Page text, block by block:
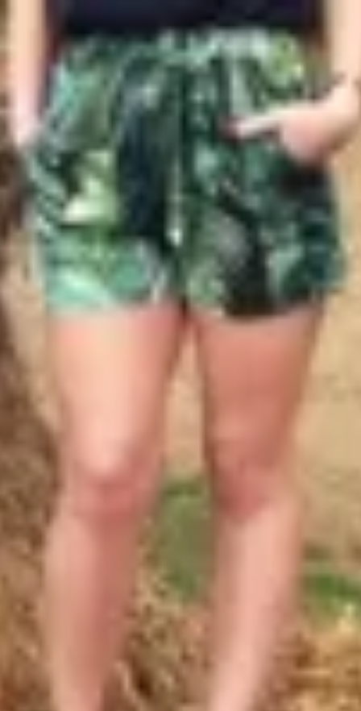
Profitez d'un essai 24h pour seulement 2€ !
Découvrir !
Basculer
navigation
CONTRIBUTION À PROPOS
Elle se met au boulot avec sa bouche !
4 078 vues